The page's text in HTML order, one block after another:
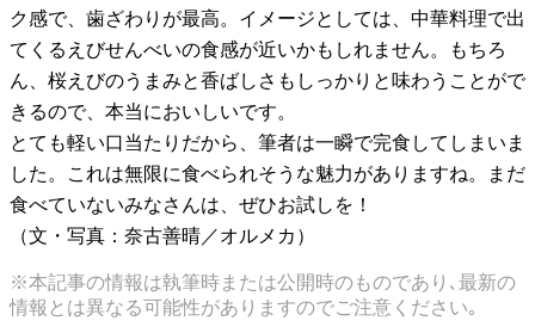
ク感で、歯ざわりが最高。イメージとしては、中華料理で出
てくるえびせんべいの食感が近いかもしれません。もちろ
ん、桜えびのうまみと香ばしさもしっかりと味わうことがで
きるので、本当においしいです。
とても軽い口当たりだから、筆者は一瞬で完食してしまいま
した。これは無限に食べられそうな魅力がありますね。まだ
食べていないみなさんは、ぜひお試しを！
（文・写真：奈古善晴／オルメカ）
※本記事の情報は執筆時または公開時のものであり､最新の
情報とは異なる可能性がありますのでご注意ください｡